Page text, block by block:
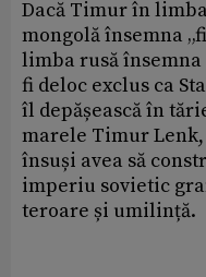
Dacă Timur în
mongolă însemna
limba rusă însemna
fi deloc exclus ca
îl depășească în
marele Timur Lenk,
însuși avea să
imperiu sovietic
teroare și umilință.